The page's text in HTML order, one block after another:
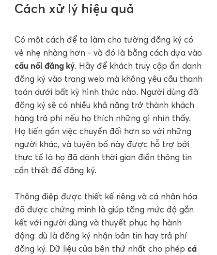
Cách xử lý hiệu quả
Có một cách để ta làm cho tường đăng ký có
vẻ nhẹ nhàng hơn - và đó là bằng cách dựa vào
cầu nối đăng ký. Hãy để khách truy cập ẩn danh
đăng ký vào trang web mà không yêu cầu thanh
toán dưới bất kỳ hình thức nào. Người dùng đã
đăng ký sẽ có nhiều khả năng trở thành khách
hàng trả phí nếu họ thích những gì nhìn thấy.
Họ tiến gần việc chuyển đổi hơn so với những
người khác, và tuyên bố này được hỗ trợ bởi
thực tế là họ đã dành thời gian điền thông tin
cần thiết để đăng ký.
Thông điệp được thiết kế riêng và cá nhân hóa
đã được chứng minh là giúp tăng mức độ gắn
kết với người dùng và thuyết phục họ hành
động: dù là đăng ký nhận bản tin hay trả phí
đăng ký. Dữ liệu của bên thứ nhất cho phép cá